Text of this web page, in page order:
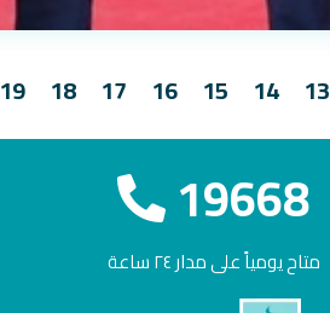
13
14
15
16
17
18
19668
متاح يومياً على مدار ٢٤ ساعة